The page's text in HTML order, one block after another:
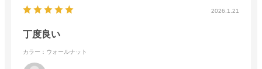
2026.1.21
丁度良い
カラー：ウォールナット